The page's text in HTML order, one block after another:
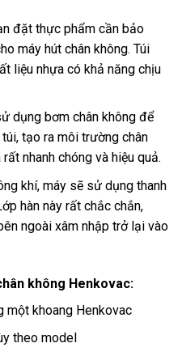
đặt thực phẩm cần bảo
máy hút chân không. Túi
liệu nhựa có khả năng chịu
dụng bơm chân không để
tạo ra môi trường chân
nhanh chóng và hiệu quả.
khí, máy sẽ sử dụng thanh
hàn này rất chắc chắn,
ngoài xâm nhập trở lại vào
không Henkovac:
một khoang Henkovac
theo model